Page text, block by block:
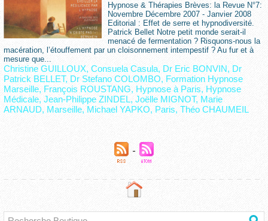
Hypnose & Thérapies Brèves: la Revue N°7:
Novembre Décembre 2007 - Janvier 2008
Editorial : Effet de serre et hypnodiversité.
Patrick Bellet Notre petit monde serait-il
menacé de fermentation ? Risquons-nous la
macération, l’étouffement par un cloisonnement intempestif ? Au fur et à
mesure que...
Christine GUILLOUX, Consuela Casula, Dr Eric BONVIN, Dr
Patrick BELLET, Dr Stefano COLOMBO, Formation Hypnose
Marseille, François ROUSTANG, Hypnose à Paris, Hypnose
Médicale, Jean-Philippe ZINDEL, Joëlle MIGNOT, Marie
ARNAUD, Marseille, Michael YAPKO, Paris, Théo CHAUMEIL